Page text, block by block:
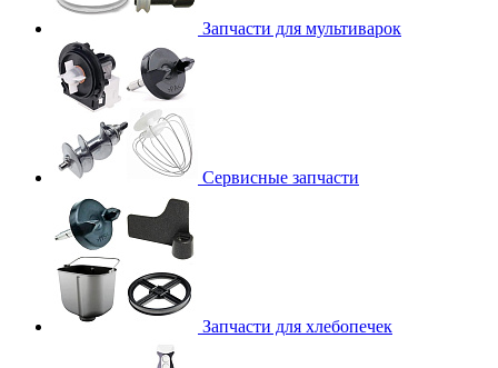
Запчасти для мультиварок
Сервисные запчасти
Запчасти для хлебопечек